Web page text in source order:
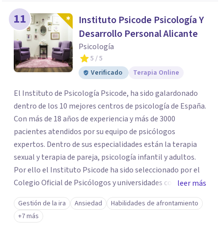
11
Instituto Psicode Psicología Y
Desarrollo Personal Alicante
Psicología
5 / 5
Verificado
Terapia Online
El Instituto de Psicología Psicode, ha sido galardonado
dentro de los 10 mejores centros de psicología de España.
Con más de 18 años de experiencia y más de 3000
pacientes atendidos por su equipo de psicólogos
expertos. Dentro de sus especialidades están la terapia
sexual y terapia de pareja, psicología infantil y adultos.
Por ello el Instituto Psicode ha sido seleccionado por el
Colegio Oficial de Psicólogos y universidades como la
UNIR, Europea y la U. Nebrija para que colabore en la
formación de psicólogos de máster y psicólogos
colegiados. Están en continuo crecimiento. Actualmente
leer más
Gestión de la ira Ansiedad
Habilidades de afrontamiento
+7 más